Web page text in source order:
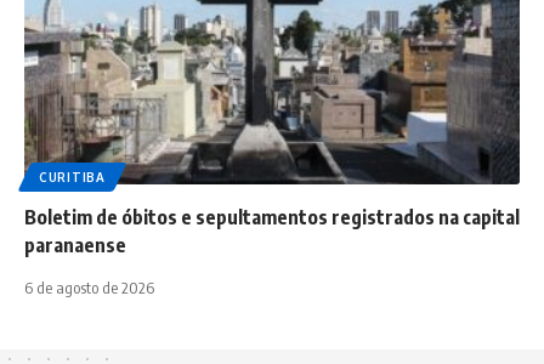
CURITIBA
Boletim de óbitos e sepultamentos registrados na capital
paranaense
6 de agosto de 2026